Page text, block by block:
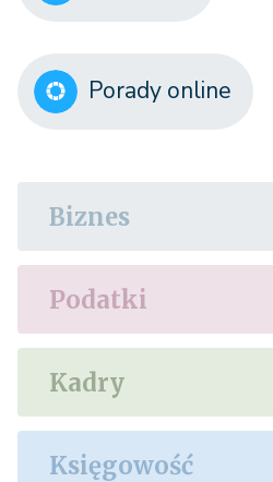
Porady online
Biznes
Podatki
Kadry
Księgowość